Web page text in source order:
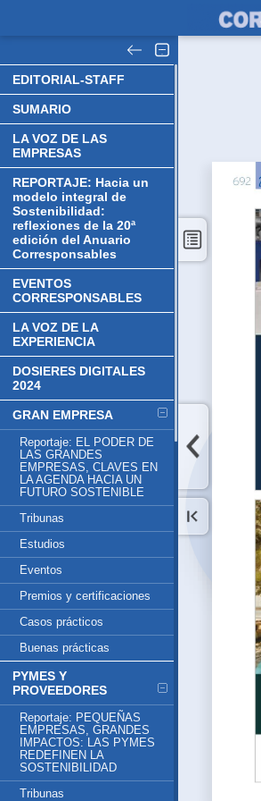
EDITORIAL-STAFF
SUMARIO
LA VOZ DE LAS
EMPRESAS
REPORTAJE: Hacia un
modelo integral de
Sostenibilidad:
reflexiones de la 20ª
edición del Anuario
Corresponsables
EVENTOS
CORRESPONSABLES
LA VOZ DE LA
EXPERIENCIA
DOSIERES DIGITALES
2024
GRAN EMPRESA
Reportaje: EL PODER DE
LAS GRANDES
EMPRESAS, CLAVES EN
LA AGENDA HACIA UN
FUTURO SOSTENIBLE
Tribunas
Estudios
Eventos
Premios y certificaciones
Casos prácticos
Buenas prácticas
PYMES Y
PROVEEDORES
Reportaje: PEQUEÑAS
EMPRESAS, GRANDES
IMPACTOS: LAS PYMES
REDEFINEN LA
SOSTENIBILIDAD
Tribunas